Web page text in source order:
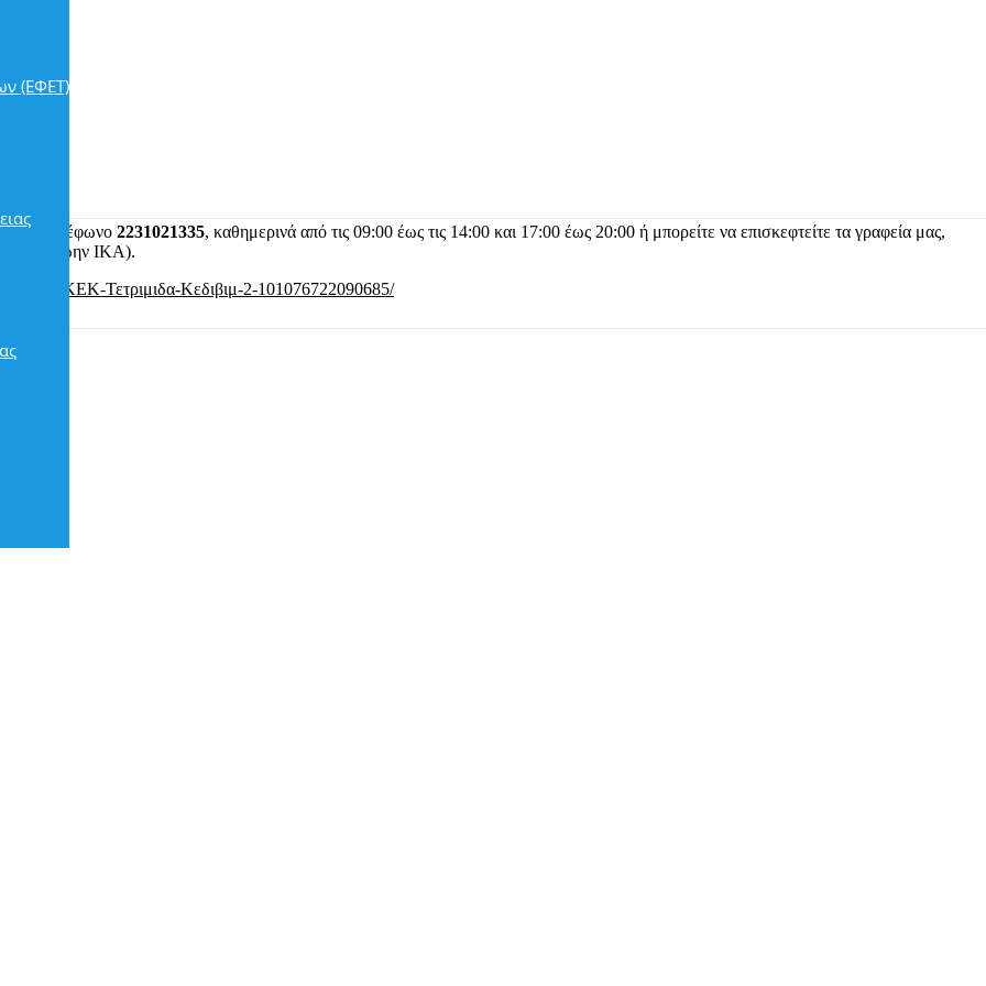
(ΕΦΕΤ)
στο τηλέφωνο 2231021335, καθημερινά από τις 09:00 έως τις 14:00 και 17:00 έως 20:00 ή μπορείτε να επισκεφτείτε τα γραφεία μας,
(πρώην ΙΚΑ).
ΚΕΚ-Τετριμιδα-Κεδιβιμ-2-101076722090685/